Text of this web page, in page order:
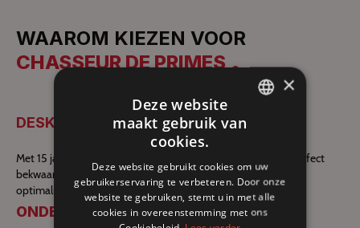
WAAROM KIEZEN VOOR
CHASSEUR DE PRIMES
DESKUNDIGHEID
Met 15 jaar ervaring op het terrein is ons team van experts perfect
bekwaam om de subsidiemogelijkheden te identificeren en te
optimaliseren die het best bij uw projecten passen.
ONDERSTEUNING
FRENCH
ENGLISH
×
Deze website
maakt gebruik van
cookies.
Deze website gebruikt cookies om uw
gebruikerservaring te verbeteren. Door onze
website te gebruiken, stemt u in met alle
cookies in overeenstemming met ons